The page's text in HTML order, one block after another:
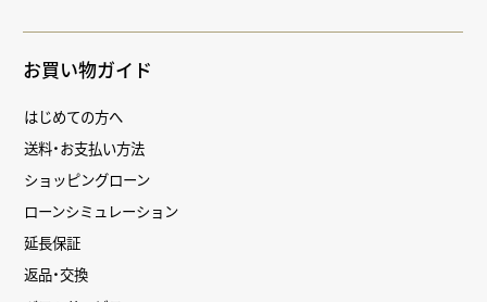
お買い物ガイド
はじめての方へ
送料・お支払い方法
ショッピングローン
ローンシミュレーション
延長保証
返品・交換